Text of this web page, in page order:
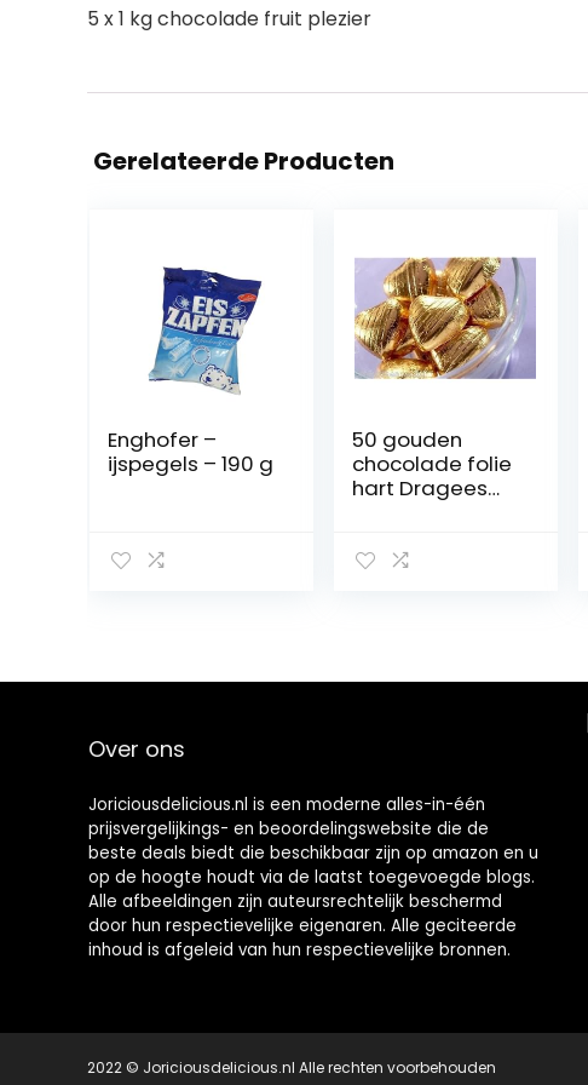
5 x 1 kg chocolade fruit plezier
Gerelateerde Producten
Enghofer –
ijspegels – 190 g
50 gouden
chocolade folie
hart Dragees
Over ons
Joriciousdelicious.nl is een moderne alles-in-één
prijsvergelijkings- en beoordelingswebsite die de
beste deals biedt die beschikbaar zijn op amazon en u
op de hoogte houdt via de laatst toegevoegde blogs.
Alle afbeeldingen zijn auteursrechtelijk beschermd
door hun respectievelijke eigenaren. Alle geciteerde
inhoud is afgeleid van hun respectievelijke bronnen.
2022 © Joriciousdelicious.nl Alle rechten voorbehouden